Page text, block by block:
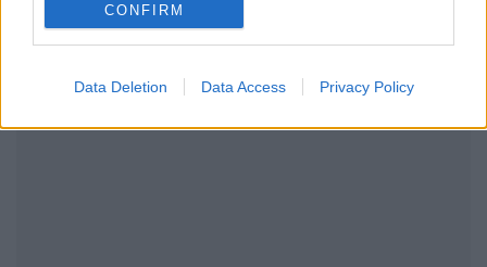
CONFIRM
Data Deletion Data Access Privacy Policy